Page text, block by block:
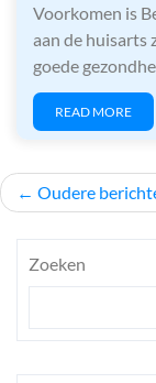
Voorkomen is
aan de huisarts
goede
READ MORE
Oudere
Zoeken